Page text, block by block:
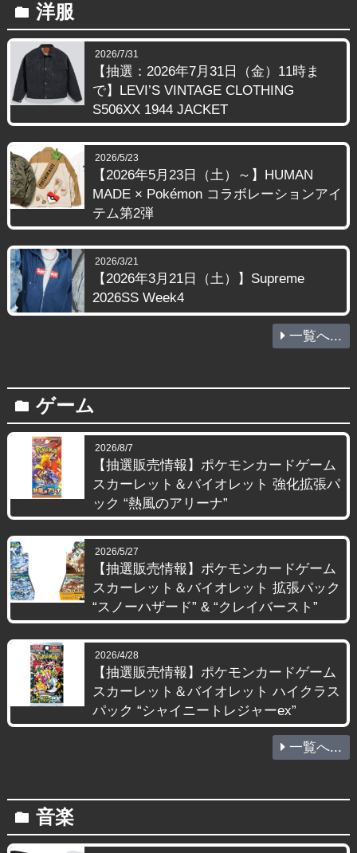
folder 洋服
2026/7/31
【抽選：2026年7月31日（金）11時ま
で】LEVI’S VINTAGE CLOTHING
S506XX 1944 JACKET
2026/5/23
【2026年5月23日（土）～】HUMAN
MADE × Pokémon コラボレーションアイ
テム第2弾
2026/3/21
【2026年3月21日（土）】Supreme
2026SS Week4
一覧へ...
folder ゲーム
2026/8/7
【抽選販売情報】ポケモンカードゲーム
スカーレット＆バイオレット 強化拡張パ
ック “熱風のアリーナ”
2026/5/27
【抽選販売情報】ポケモンカードゲーム
スカーレット＆バイオレット 拡張パック
“スノーハザード” & “クレイバースト”
2026/4/28
【抽選販売情報】ポケモンカードゲーム
スカーレット＆バイオレット ハイクラス
パック “シャイニートレジャーex”
一覧へ...
folder 音楽